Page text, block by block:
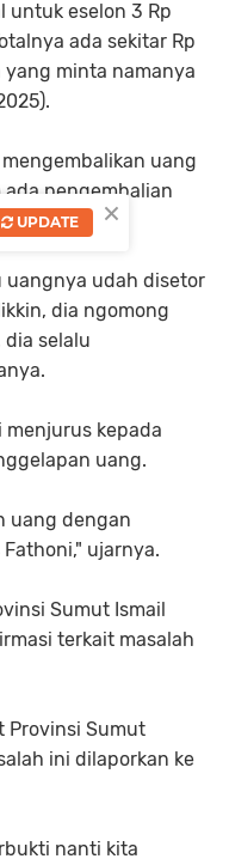
untuk eselon 3 Rp
ada sekitar Rp
yang minta namanya
uang
pengembalian
uangnya udah disetor
dia ngomong
selalu
menjurus kepada
uang.
uang dengan
ujarnya.
Sumut Ismail
terkait masalah
Provinsi Sumut
ini dilaporkan ke
nanti kita
×
UPDATE